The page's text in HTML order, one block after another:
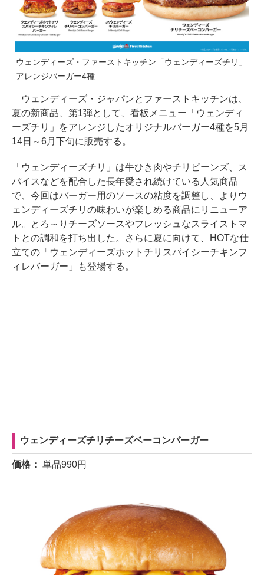
ウェンディーズ・ファーストキッチン「ウェンディーズチリ」
アレンジバーガー4種
ウェンディーズ・ジャパンとファーストキッチンは、
夏の新商品、第1弾として、看板メニュー「ウェンディ
ーズチリ」をアレンジしたオリジナルバーガー4種を5月
14日～6月下旬に販売する。
「ウェンディーズチリ」は牛ひき肉やチリビーンズ、ス
パイスなどを配合した長年愛され続けている人気商品
で、今回はバーガー用のソースの粘度を調整し、よりウ
ェンディーズチリの味わいが楽しめる商品にリニューア
ル。とろ～りチーズソースやフレッシュなスライストマ
トとの調和を打ち出した。さらに夏に向けて、HOTな仕
立ての「ウェンディーズホットチリスパイシーチキンフ
ィレバーガー」も登場する。
ウェンディーズチリチーズベーコンバーガー
価格： 単品990円